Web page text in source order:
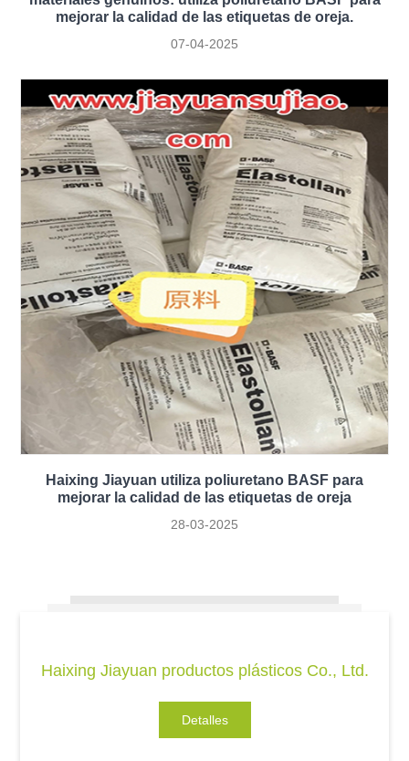
mejorar la calidad de las etiquetas de oreja.
07-04-2025
Haixing Jiayuan utiliza poliuretano BASF para
mejorar la calidad de las etiquetas de oreja
28-03-2025
Haixing Jiayuan productos plásticos Co., Ltd.
Detalles